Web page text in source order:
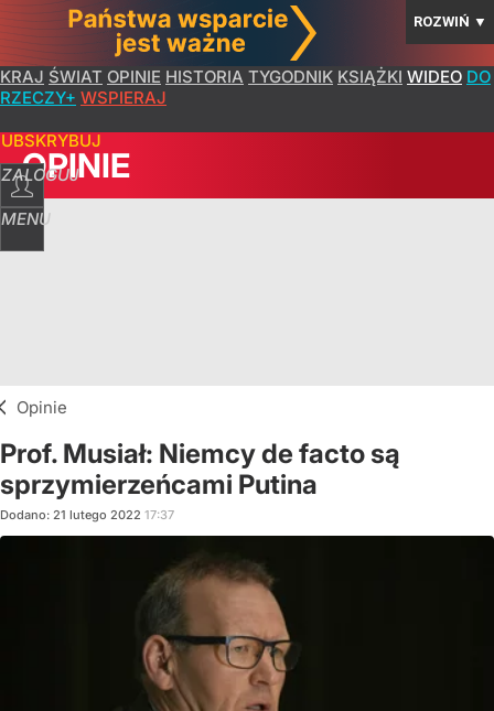
ROZWIŃ ▼
KRAJ ŚWIAT OPINIE HISTORIA TYGODNIK KSIĄŻKI WIDEO DO
RZECZY+ WSPIERAJ
ZALOGUJ
MENU
OPINIE
Opinie
Prof. Musiał: Niemcy de facto są
sprzymierzeńcami Putina
Dodano: 21 lutego 2022 17:37